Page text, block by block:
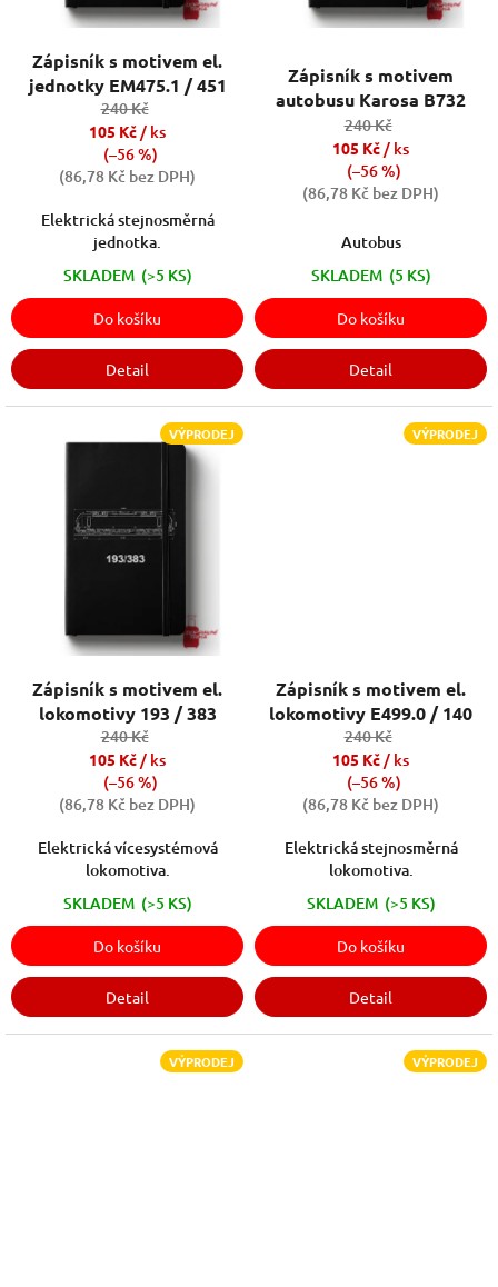
Zápisník s motivem el.
jednotky EM475.1 / 451
240 Kč
105 Kč/ ks
(–56 %)
(86,78 Kč bez DPH)
Elektrická stejnosměrná
jednotka.
SKLADEM (>5 KS)
Do košíku
Detail
Zápisník s motivem
autobusu Karosa B732
240 Kč
105 Kč/ ks
(–56 %)
(86,78 Kč bez DPH)
Autobus
SKLADEM (5 KS)
Do košíku
Detail
VÝPRODEJ
Zápisník s motivem el.
lokomotivy 193 / 383
240 Kč
105 Kč/ ks
(–56 %)
(86,78 Kč bez DPH)
Elektrická vícesystémová
lokomotiva.
SKLADEM (>5 KS)
Do košíku
Detail
VÝPRODEJ
Zápisník s motivem el.
lokomotivy E499.0 / 140
240 Kč
105 Kč/ ks
(–56 %)
(86,78 Kč bez DPH)
Elektrická stejnosměrná
lokomotiva.
SKLADEM (>5 KS)
Do košíku
Detail
VÝPRODEJ VÝPRODEJ